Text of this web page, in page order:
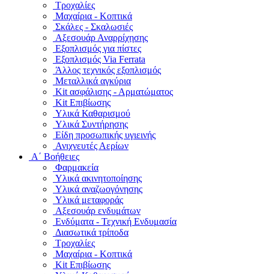
Τροχαλίες
Μαχαίρια - Κοπτικά
Σκάλες - Σκαλωσιές
Αξεσουάρ Αναρρίχησης
Εξοπλισμός για πίστες
Εξοπλισμός Via Ferrata
Άλλος τεχνικός εξοπλισμός
Μεταλλικά αγκύρια
Kit ασφάλισης - Αρματώματος
Kit Επιβίωσης
Υλικά Καθαρισμού
Υλικά Συντήρησης
Είδη προσωπικής υγιεινής
Ανιχνευτές Αερίων
Α΄ Βοήθειες
Φαρμακεία
Υλικά ακινητοποίησης
Υλικά αναζωογόνησης
Υλικά μεταφοράς
Αξεσουάρ ενδυμάτων
Ενδύματα - Τεχνική Ενδυμασία
Διασωτικά τρίποδα
Τροχαλίες
Μαχαίρια - Κοπτικά
Kit Επιβίωσης